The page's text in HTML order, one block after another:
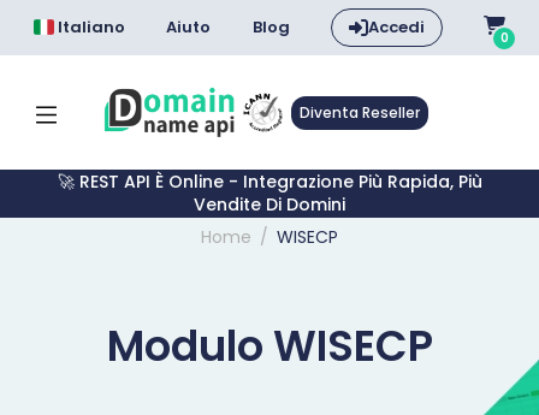
Italiano Aiuto Blog Accedi 0
Diventa Reseller
🚀 REST API È Online - Integrazione Più Rapida, Più
Vendite Di Domini
Home
WISECP
Modulo WISECP